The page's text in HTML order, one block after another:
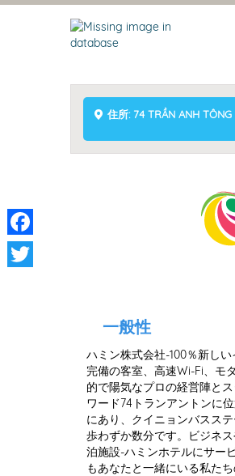
住所: 74 TRẦN ANH
一般性
ハミン株式会社-100％新し
完備の客室、高速Wi-Fi、モ
的で陽気なプロの経営陣と
ワード74トランアントンに
にあり、クイニョンバスス
歩わずか数分です。ビジネ
泊施設-ハミンホテルにサー
もあなたと一緒にいる私た
Facebook